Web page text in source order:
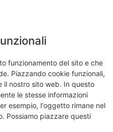
funzionamento del sito e che
Piazzando cookie funzionali,
il nostro sito web. In questo
le stesse informazioni
esempio, l'oggetto rimane nel
Possiamo piazzare questi